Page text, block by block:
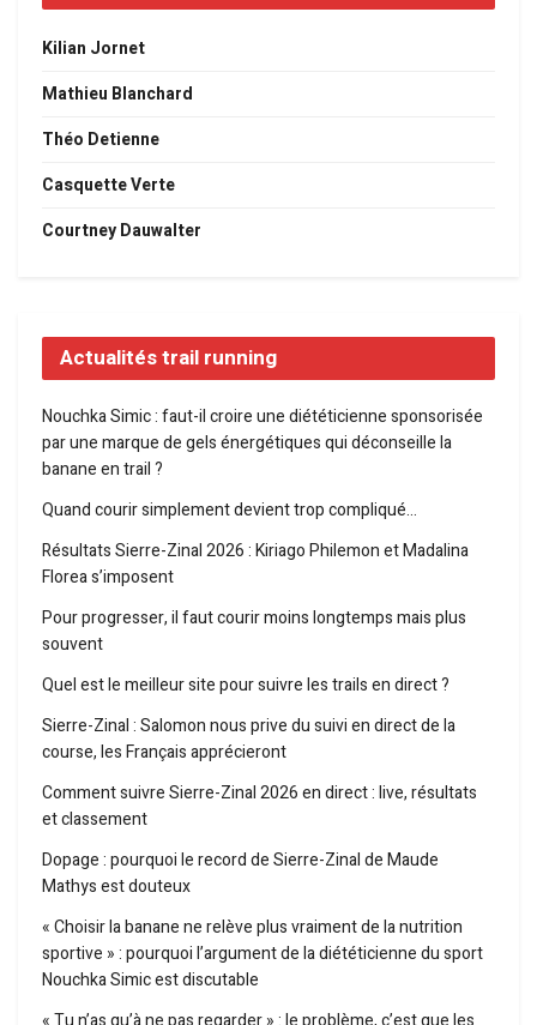
Kilian Jornet
Mathieu Blanchard
Théo Detienne
Casquette Verte
Courtney Dauwalter
Actualités trail running
Nouchka Simic : faut-il croire une diététicienne sponsorisée
par une marque de gels énergétiques qui déconseille la
banane en trail ?
Quand courir simplement devient trop compliqué…
Résultats Sierre-Zinal 2026 : Kiriago Philemon et Madalina
Florea s’imposent
Pour progresser, il faut courir moins longtemps mais plus
souvent
Quel est le meilleur site pour suivre les trails en direct ?
Sierre-Zinal : Salomon nous prive du suivi en direct de la
course, les Français apprécieront
Comment suivre Sierre-Zinal 2026 en direct : live, résultats
et classement
Dopage : pourquoi le record de Sierre-Zinal de Maude
Mathys est douteux
« Choisir la banane ne relève plus vraiment de la nutrition
sportive » : pourquoi l’argument de la diététicienne du sport
Nouchka Simic est discutable